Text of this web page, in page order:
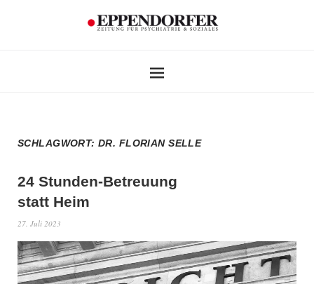
SCHLAGWORT:DR. FLORIAN SELLE
24 Stunden-Betreuung
statt Heim
27. Juli 2023